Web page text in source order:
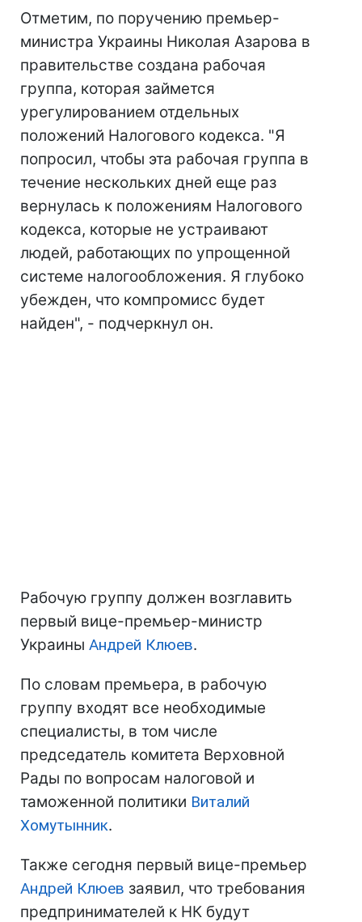
Отметим, по поручению премьер-
министра Украины Николая Азарова в
правительстве создана рабочая
группа, которая займется
урегулированием отдельных
положений Налогового кодекса. "Я
попросил, чтобы эта рабочая группа в
течение нескольких дней еще раз
вернулась к положениям Налогового
кодекса, которые не устраивают
людей, работающих по упрощенной
системе налогообложения. Я глубоко
убежден, что компромисс будет
найден", - подчеркнул он.
Рабочую группу должен возглавить
первый вице-премьер-министр
Украины Андрей Клюев.
По словам премьера, в рабочую
группу входят все необходимые
специалисты, в том числе
председатель комитета Верховной
Рады по вопросам налоговой и
таможенной политики Виталий
Хомутынник.
Также сегодня первый вице-премьер
Андрей Клюев заявил, что требования
предпринимателей к НК будут